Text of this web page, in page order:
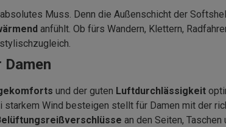
Muss. Denn die Außenschicht der
anfühlt. Ob fürs Wandern, Klettern,
zugleich.
und der guten Luftdurchlässigkeit
starkem Wind besteigen stellt für Damen mit der
an den Seiten, Taschen